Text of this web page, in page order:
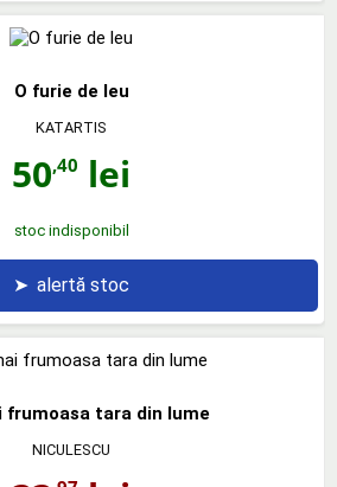
O furie de leu
KATARTIS
50,40 lei
stoc indisponibil
➤ alertă stoc
frumoasa tara din lume
NICULESCU